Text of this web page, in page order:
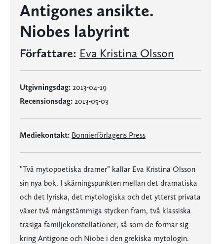
Antigones ansikte.
Niobes labyrint
Författare: Eva Kristina Olsson
Utgivningsdag: 2013-04-19
Recensionsdag: 2013-05-03
Mediekontakt: Bonnierförlagens Press
”Två mytopoetiska dramer” kallar Eva Kristina Olsson
sin nya bok. I skärningspunkten mellan det dramatiska
och det lyriska, det mytologiska och det ytterst privata
växer två mångstämmiga stycken fram, två klassiska
trasiga familjekonstellationer, så som de formar sig
kring Antigone och Niobe i den grekiska mytologin.